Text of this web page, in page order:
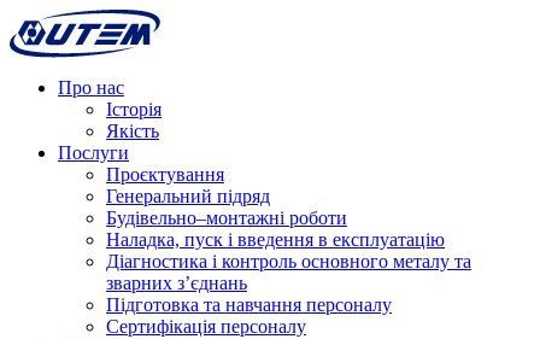
Про нас
Історія
Якість
Послуги
Проєктування
Генеральний підряд
Будівельно–монтажні роботи
Наладка, пуск і введення в експлуатацію
Діагностика і контроль основного металу та
зварних з’єднань
Підготовка та навчання персоналу
Сертифікація персоналу